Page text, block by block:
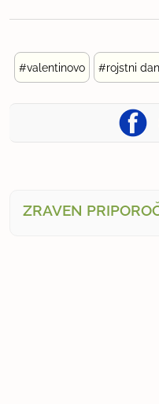
#valentinovo #rojstni dan
ZRAVEN